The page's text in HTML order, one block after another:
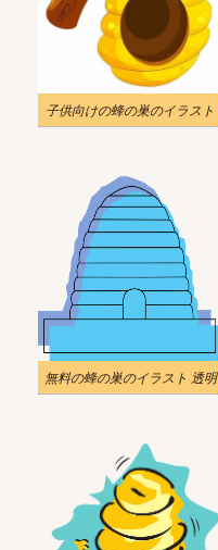
子供向けの蜂の巣のイラスト
無料の蜂の巣のイラスト 透明